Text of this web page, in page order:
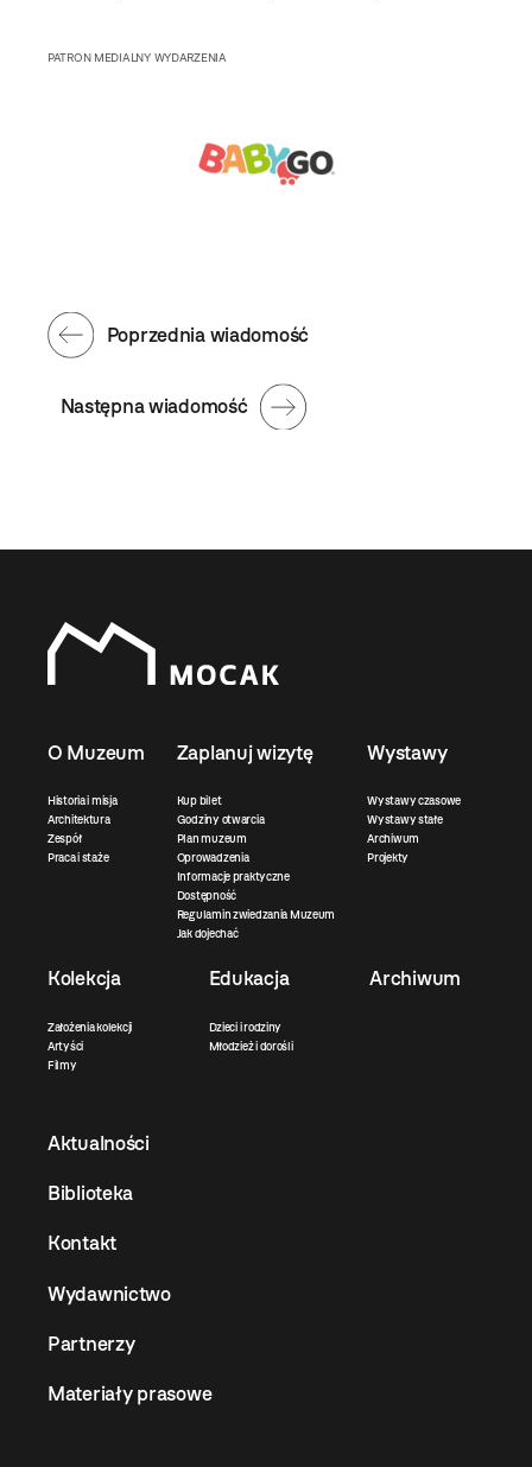
PATRON MEDIALNY WYDARZENIA
Następna wiadomość
Poprzednia wiadomość
O Muzeum
Historia i misja
Architektura
Zespół
Praca i staże
Zaplanuj wizytę
Kup bilet
Godziny otwarcia
Plan muzeum
Oprowadzenia
Informacje praktyczne
Dostępność
Regulamin zwiedzania Muzeum
Jak dojechać
Wystawy
Wystawy czasowe
Wystawy stałe
Archiwum
Projekty
Kolekcja
Założenia kolekcji
Artyści
Filmy
Edukacja
Dzieci i rodziny
Młodzież i dorośli
Archiwum
Aktualności
Biblioteka
Kontakt
Wydawnictwo
Partnerzy
Materiały prasowe